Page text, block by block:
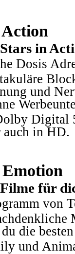
in
Dosis
und
Digital
auch in HD.
für
von
die
und